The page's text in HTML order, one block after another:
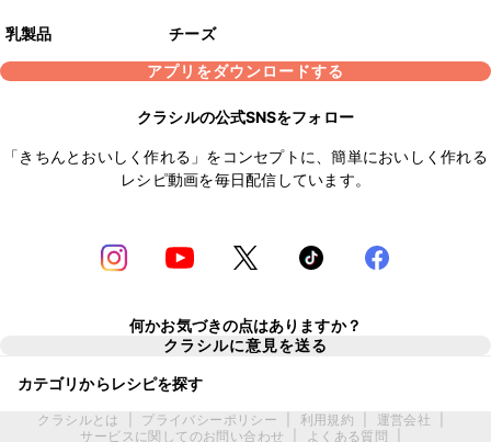
乳製品
チーズ
アプリをダウンロードする
クラシルの公式SNSをフォロー
「きちんとおいしく作れる」をコンセプトに、簡単においしく作れる
レシピ動画を毎日配信しています。
何かお気づきの点はありますか？
クラシルに意見を送る
カテゴリからレシピを探す
クラシルとは プライバシーポリシー 利用規約 運営会社
サービスに関してのお問い合わせ
よくある質問